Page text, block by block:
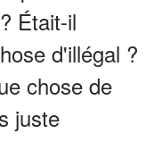
Était-il
d'illégal ?
chose de
juste